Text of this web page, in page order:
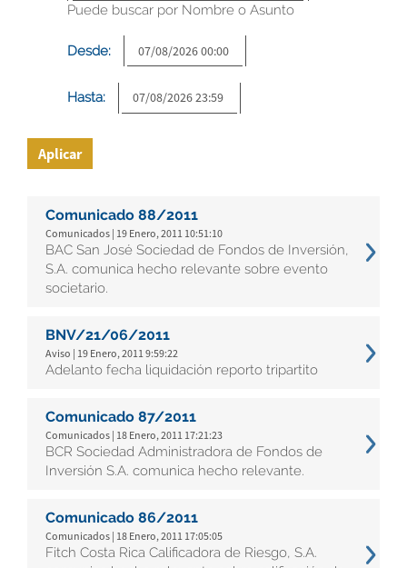
Puede buscar por Nombre o Asunto
Desde:
Hasta:
Aplicar
Comunicado 88/2011
Comunicados | 19 Enero, 2011 10:51:10
BAC San José Sociedad de Fondos de Inversión,
S.A. comunica hecho relevante sobre evento
societario.
BNV/21/06/2011
Aviso | 19 Enero, 2011 9:59:22
Adelanto fecha liquidación reporto tripartito
Comunicado 87/2011
Comunicados | 18 Enero, 2011 17:21:23
BCR Sociedad Administradora de Fondos de
Inversión S.A. comunica hecho relevante.
Comunicado 86/2011
Comunicados | 18 Enero, 2011 17:05:05
Fitch Costa Rica Calificadora de Riesgo, S.A.